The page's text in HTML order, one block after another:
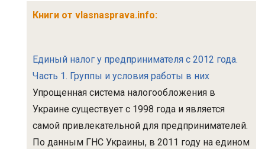
Книги от vlasnasprava.info:
Единый налог у предпринимателя с 2012 года.
Часть 1. Группы и условия работы в них
Упрощенная система налогообложения в
Украине существует с 1998 года и является
самой привлекательной для предпринимателей.
По данным ГНС Украины, в 2011 году на едином